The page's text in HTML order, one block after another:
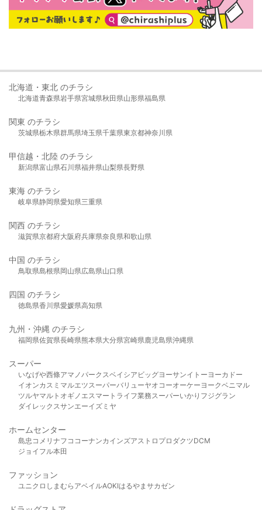
北海道・東北 のチラシ
北海道青森県岩手県宮城県秋田県山形県福島県
関東 のチラシ
茨城県栃木県群馬県埼玉県千葉県東京都神奈川県
甲信越・北陸 のチラシ
新潟県富山県石川県福井県山梨県長野県
東海 のチラシ
岐阜県静岡県愛知県三重県
関西 のチラシ
滋賀県京都府大阪府兵庫県奈良県和歌山県
中国 のチラシ
鳥取県島根県岡山県広島県山口県
四国 のチラシ
徳島県香川県愛媛県高知県
九州・沖縄 のチラシ
福岡県佐賀県長崎県熊本県大分県宮崎県鹿児島県沖縄県
スーパー
いなげや西條アマノパークスベイシア ビッグヨーサンイトーヨーカドー
イオンカスミ マルエツスーパーバリューヤオコーオーケー ヨークベニマル
ツルヤマルト オギノ エスマート ライフ業務スーパーいかり フジグラン
ダイレックスサンエーイズミヤ
ホームセンター
島忠 コメリ ナフコ コーナンカインズアストロプロダクツDCM
ジョイフル本田
ファッション
ユニクロ しまむら アベイルAOKIはるやま サカゼン